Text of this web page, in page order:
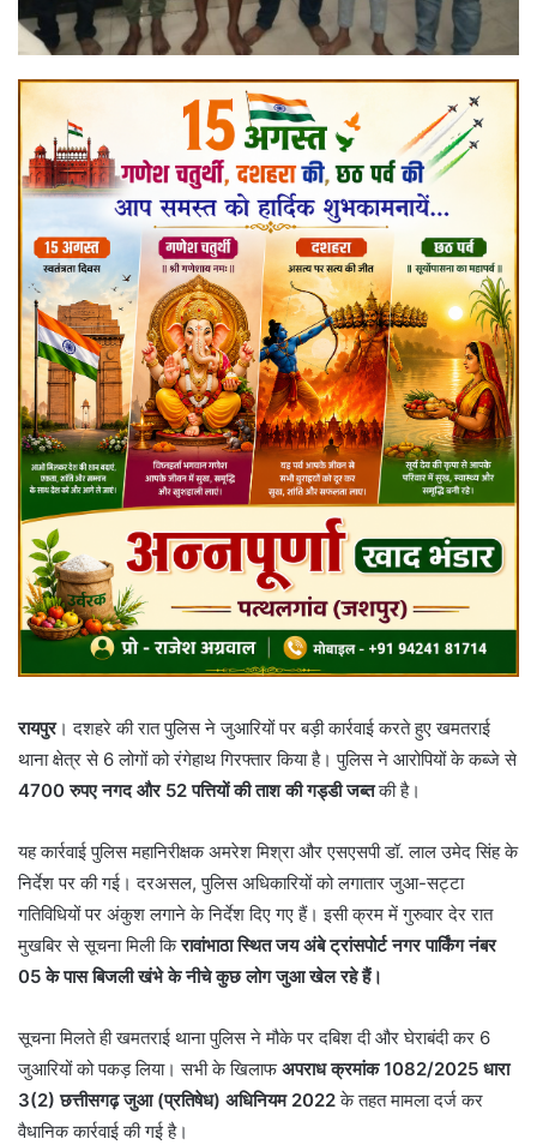
रायपुर। दशहरे की रात पुलिस ने जुआरियों पर बड़ी कार्रवाई करते हुए खमतराई
थाना क्षेत्र से 6 लोगों को रंगेहाथ गिरफ्तार किया है। पुलिस ने आरोपियों के कब्जे से
4700 रुपए नगद और 52 पत्तियों की ताश की गड्डी जब्तकी है।
यह कार्रवाई पुलिस महानिरीक्षक अमरेश मिश्रा और एसएसपी डॉ. लाल उमेद सिंह के
निर्देश पर की गई। दरअसल, पुलिस अधिकारियों को लगातार जुआ-सट्टा
गतिविधियों पर अंकुश लगाने के निर्देश दिए गए हैं। इसी क्रम में गुरुवार देर रात
मुखबिर से सूचना मिली किरावांभाठा स्थित जय अंबे ट्रांसपोर्ट नगर पार्किंग नंबर
05 के पास बिजली खंभे के नीचे कुछ लोग जुआ खेल रहे हैं।
सूचना मिलते ही खमतराई थाना पुलिस ने मौके पर दबिश दी और घेराबंदी कर 6
जुआरियों को पकड़ लिया। सभी के खिलाफअपराध क्रमांक 1082/2025 धारा
3(2) छत्तीसगढ़ जुआ (प्रतिषेध) अधिनियम 2022के तहत मामला दर्ज कर
वैधानिक कार्रवाई की गई है।